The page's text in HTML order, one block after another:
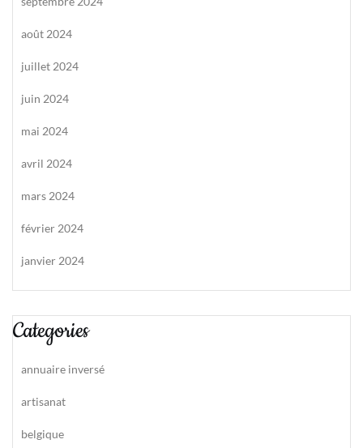
août 2024
juillet 2024
juin 2024
mai 2024
avril 2024
mars 2024
février 2024
janvier 2024
Categories
annuaire inversé
artisanat
belgique